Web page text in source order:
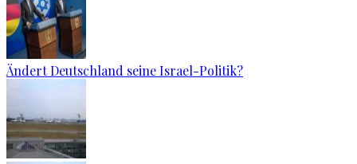
Ändert Deutschland seine Israel-Politik?